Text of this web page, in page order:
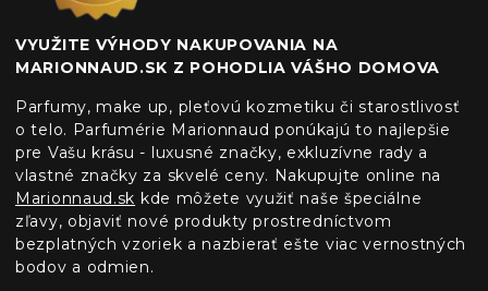
VYUŽITE VÝHODY NAKUPOVANIA NA
MARIONNAUD.SK Z POHODLIA VÁŠHO DOMOVA
Parfumy, make up, pleťovú kozmetiku či starostlivosť
o telo. Parfumérie Marionnaud ponúkajú to najlepšie
pre Vašu krásu - luxusné značky, exkluzívne rady a
vlastné značky za skvelé ceny. Nakupujte online na
Marionnaud.sk kde môžete využiť naše špeciálne
zľavy, objaviť nové produkty prostredníctvom
bezplatných vzoriek a nazbierať ešte viac vernostných
bodov a odmien.